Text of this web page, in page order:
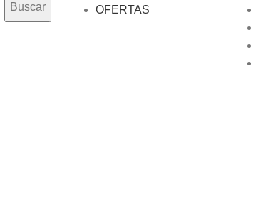
Buscar OFERTAS